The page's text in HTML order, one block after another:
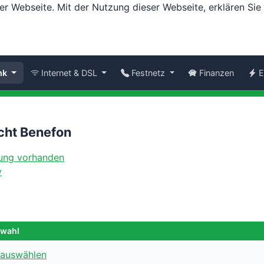
Webseite. Mit der Nutzung dieser Webseite, erklären
Internet & DSL Festnetz Finanzen
Benefon